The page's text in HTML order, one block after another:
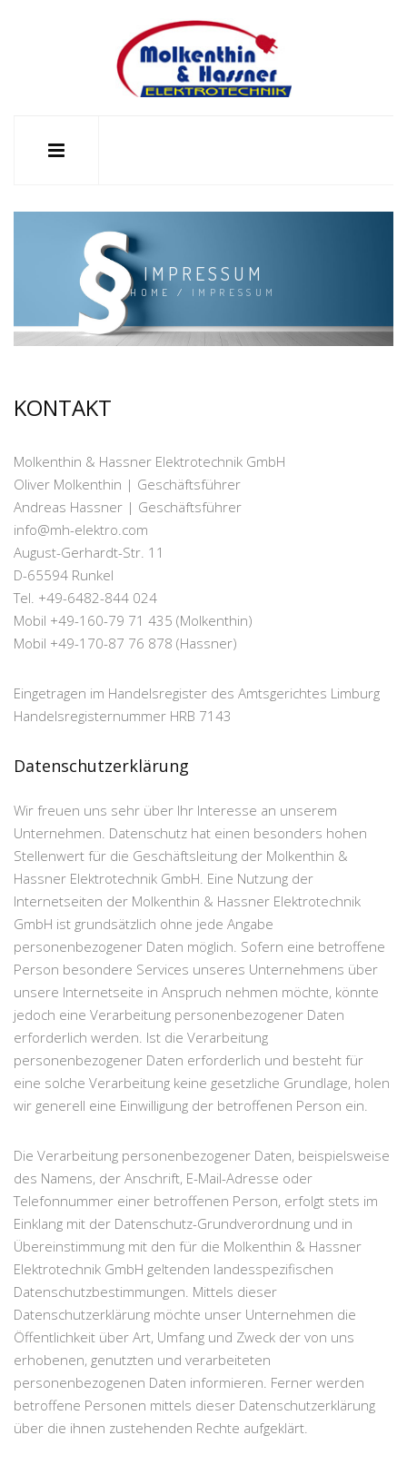
IMPRESSUM
HOME / IMPRESSUM
KONTAKT
Molkenthin & Hassner Elektrotechnik GmbH
Oliver Molkenthin | Geschäftsführer
Andreas Hassner | Geschäftsführer
info@mh-elektro.com
August-Gerhardt-Str. 11
D-65594 Runkel
Tel. +49-6482-844 024
Mobil +49-160-79 71 435 (Molkenthin)
Mobil +49-170-87 76 878 (Hassner)
Eingetragen im Handelsregister des Amtsgerichtes Limburg
Handelsregisternummer HRB 7143
Datenschutzerklärung
Wir freuen uns sehr über Ihr Interesse an unserem
Unternehmen. Datenschutz hat einen besonders hohen
Stellenwert für die Geschäftsleitung der Molkenthin &
Hassner Elektrotechnik GmbH. Eine Nutzung der
Internetseiten der Molkenthin & Hassner Elektrotechnik
GmbH ist grundsätzlich ohne jede Angabe
personenbezogener Daten möglich. Sofern eine betroffene
Person besondere Services unseres Unternehmens über
unsere Internetseite in Anspruch nehmen möchte, könnte
jedoch eine Verarbeitung personenbezogener Daten
erforderlich werden. Ist die Verarbeitung
personenbezogener Daten erforderlich und besteht für
eine solche Verarbeitung keine gesetzliche Grundlage, holen
wir generell eine Einwilligung der betroffenen Person ein.
Die Verarbeitung personenbezogener Daten, beispielsweise
des Namens, der Anschrift, E-Mail-Adresse oder
Telefonnummer einer betroffenen Person, erfolgt stets im
Einklang mit der Datenschutz-Grundverordnung und in
Übereinstimmung mit den für die Molkenthin & Hassner
Elektrotechnik GmbH geltenden landesspezifischen
Datenschutzbestimmungen. Mittels dieser
Datenschutzerklärung möchte unser Unternehmen die
Öffentlichkeit über Art, Umfang und Zweck der von uns
erhobenen, genutzten und verarbeiteten
personenbezogenen Daten informieren. Ferner werden
betroffene Personen mittels dieser Datenschutzerklärung
über die ihnen zustehenden Rechte aufgeklärt.